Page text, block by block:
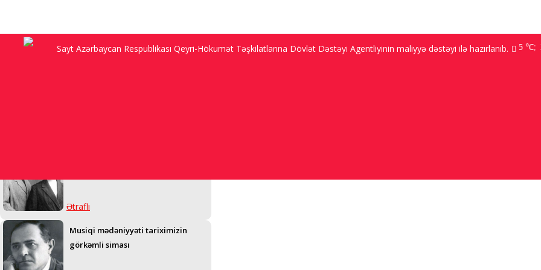
Sayt Azərbaycan Respublikası Qeyri-Hökumət Təşkilatlarına Dövlət Dəstəyi Agentliyinin maliyyə dəstəyi ilə hazırlanıb.
Bakı 9.2 ℃; Şuşa 3.5 ℃;
Ətraflı
Musiqi mədəniyyəti tariximizin
görkəmli siması